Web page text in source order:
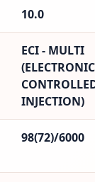
10.0
ECI - MULTI
INJECTION)
98(72)/6000